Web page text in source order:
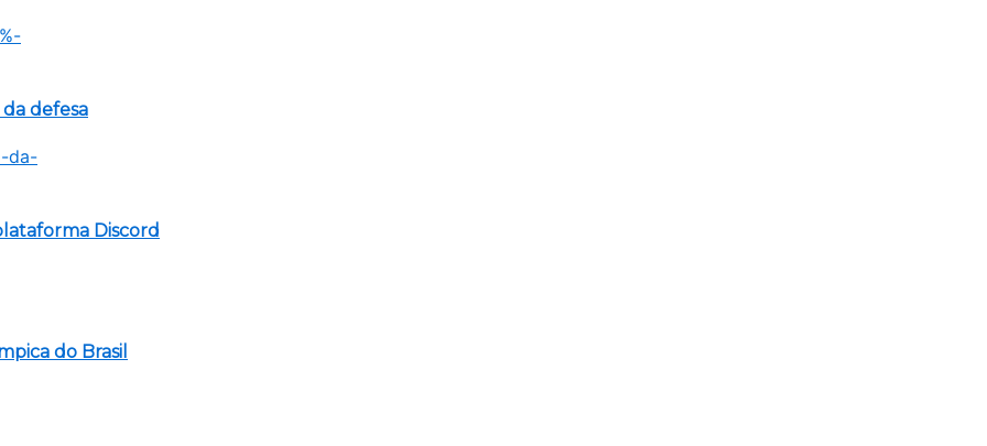
defesa
Discord
do Brasil